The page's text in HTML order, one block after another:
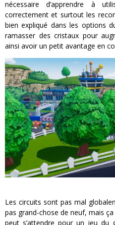
nécessaire d’apprendre à
correctement et surtout les
bien expliqué dans les options
ramasser des cristaux pour
ainsi avoir un petit avantage en
Les circuits sont pas mal
pas grand-chose de neuf, mais
peut s’attendre pour un jeu du